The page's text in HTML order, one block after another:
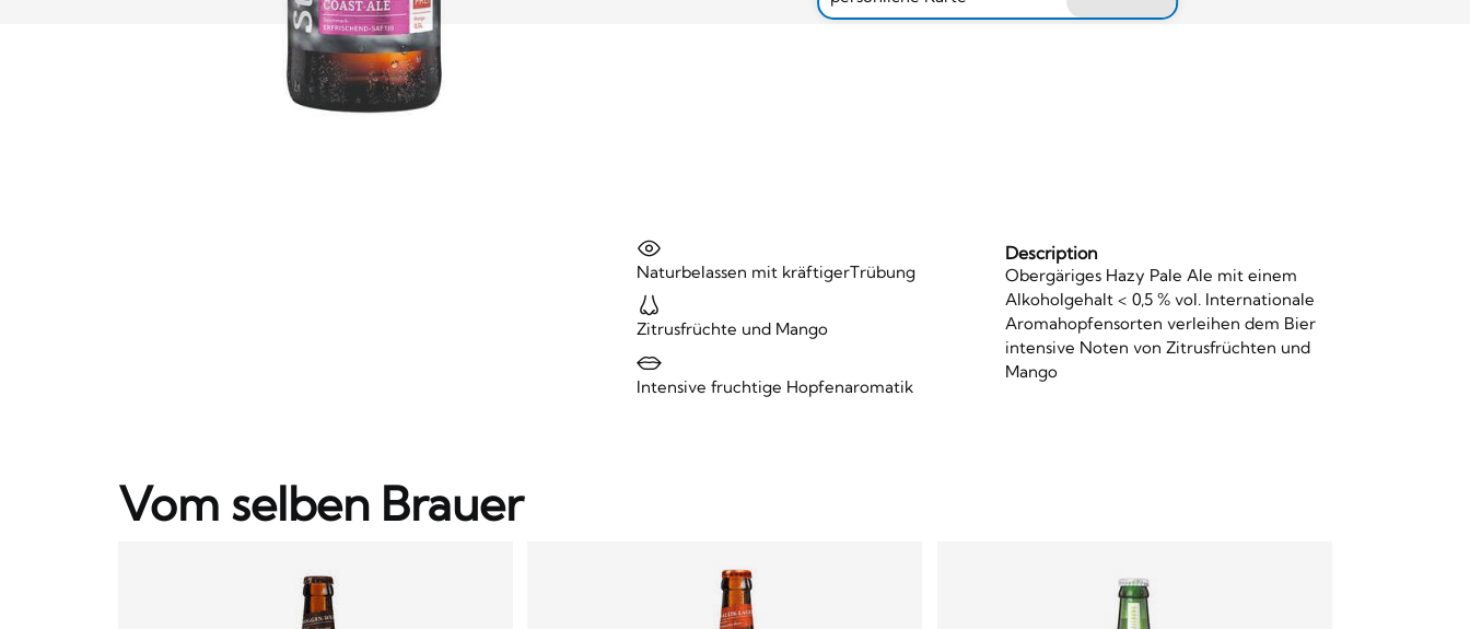
Naturbelassen mit kräftigerTrübung
Zitrusfrüchte und Mango
Intensive fruchtige Hopfenaromatik
Description
Obergäriges Hazy Pale Ale mit einem
Alkoholgehalt < 0,5 % vol. Internationale
Aromahopfensorten verleihen dem Bier
intensive Noten von Zitrusfrüchten und
Mango
Vom selben Brauer